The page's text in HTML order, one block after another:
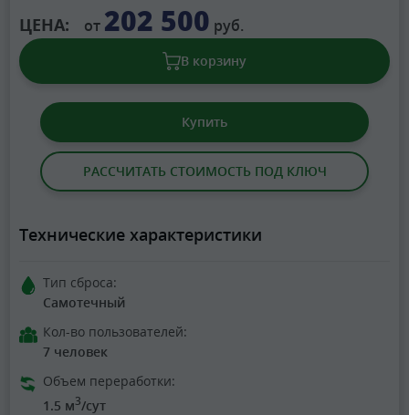
ЦЕНА: от 202 500 руб.
В корзину
Купить
РАССЧИТАТЬ СТОИМОСТЬ ПОД КЛЮЧ
Технические характеристики
Тип сброса:
Самотечный
Кол-во пользователей:
7 человек
Объем переработки:
1.5 м3/сут